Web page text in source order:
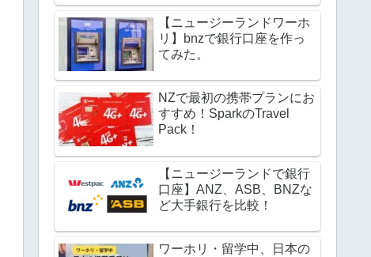
【ニュージーランドワーホ
リ】bnzで銀行口座を作っ
てみた。
NZで最初の携帯プランにお
すすめ！SparkのTravel
Pack！
【ニュージーランドで銀行
口座】ANZ、ASB、BNZな
ど大手銀行を比較！
ワーホリ・留学中、日本の